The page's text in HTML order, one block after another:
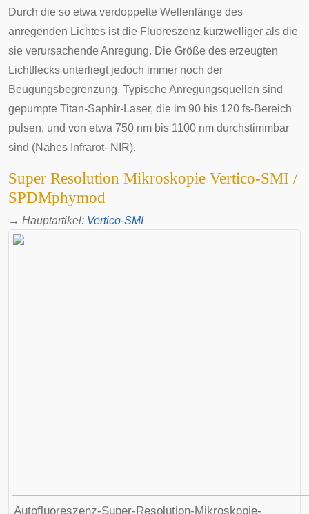
Durch die so etwa verdoppelte Wellenlänge des
anregenden Lichtes ist die Fluoreszenz kurzwelliger als die
sie verursachende Anregung. Die Größe des erzeugten
Lichtflecks unterliegt jedoch immer noch der
Beugungsbegrenzung. Typische Anregungsquellen sind
gepumpte Titan-Saphir-Laser, die im 90 bis 120 fs-Bereich
pulsen, und von etwa 750 nm bis 1100 nm durchstimmbar
sind (Nahes Infrarot- NIR).
Super Resolution Mikroskopie Vertico-SMI /
SPDMphymod
→ Hauptartikel: Vertico-SMI
Autofluoreszenz-Super-Resolution-Mikroskopie-